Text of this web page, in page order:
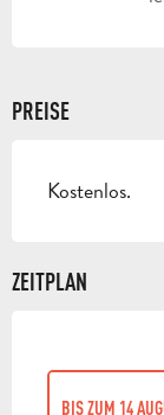
PREISE
Kostenlos.
ZEITPLAN
BIS ZUM 14